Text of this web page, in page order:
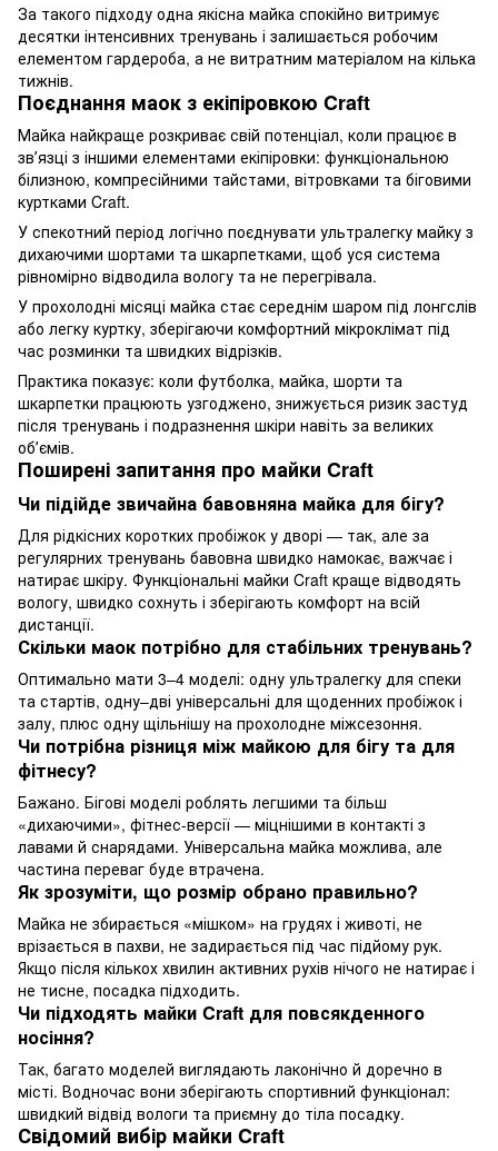
За такого підходу одна якісна майка спокійно витримує
десятки інтенсивних тренувань і залишається робочим
елементом гардероба, а не витратним матеріалом на кілька
тижнів.
Поєднання маок з екіпіровкою Craft
Майка найкраще розкриває свій потенціал, коли працює в
звʼязці з іншими елементами екіпіровки: функціональною
білизною, компресійними тайстами, вітровками та біговими
куртками Craft.
У спекотний період логічно поєднувати ультралегку майку з
дихаючими шортами та шкарпетками, щоб уся система
рівномірно відводила вологу та не перегрівала.
У прохолодні місяці майка стає середнім шаром під лонгслів
або легку куртку, зберігаючи комфортний мікроклімат під
час розминки та швидких відрізків.
Практика показує: коли футболка, майка, шорти та
шкарпетки працюють узгоджено, знижується ризик застуд
після тренувань і подразнення шкіри навіть за великих
обʼємів.
Поширені запитання про майки Craft
Чи підійде звичайна бавовняна майка для бігу?
Для рідкісних коротких пробіжок у дворі — так, але за
регулярних тренувань бавовна швидко намокає, важчає і
натирає шкіру. Функціональні майки Craft краще відводять
вологу, швидко сохнуть і зберігають комфорт на всій
дистанції.
Скільки маок потрібно для стабільних тренувань?
Оптимально мати 3–4 моделі: одну ультралегку для спеки
та стартів, одну–дві універсальні для щоденних пробіжок і
залу, плюс одну щільнішу на прохолодне міжсезоння.
Чи потрібна різниця між майкою для бігу та для
фітнесу?
Бажано. Бігові моделі роблять легшими та більш
«дихаючими», фітнес-версії — міцнішими в контакті з
лавами й снарядами. Універсальна майка можлива, але
частина переваг буде втрачена.
Як зрозуміти, що розмір обрано правильно?
Майка не збирається «мішком» на грудях і животі, не
врізається в пахви, не задирається під час підйому рук.
Якщо після кількох хвилин активних рухів нічого не натирає і
не тисне, посадка підходить.
Чи підходять майки Craft для повсякденного
носіння?
Так, багато моделей виглядають лаконічно й доречно в
місті. Водночас вони зберігають спортивний функціонал:
швидкий відвід вологи та приємну до тіла посадку.
Свідомий вибір майки Craft